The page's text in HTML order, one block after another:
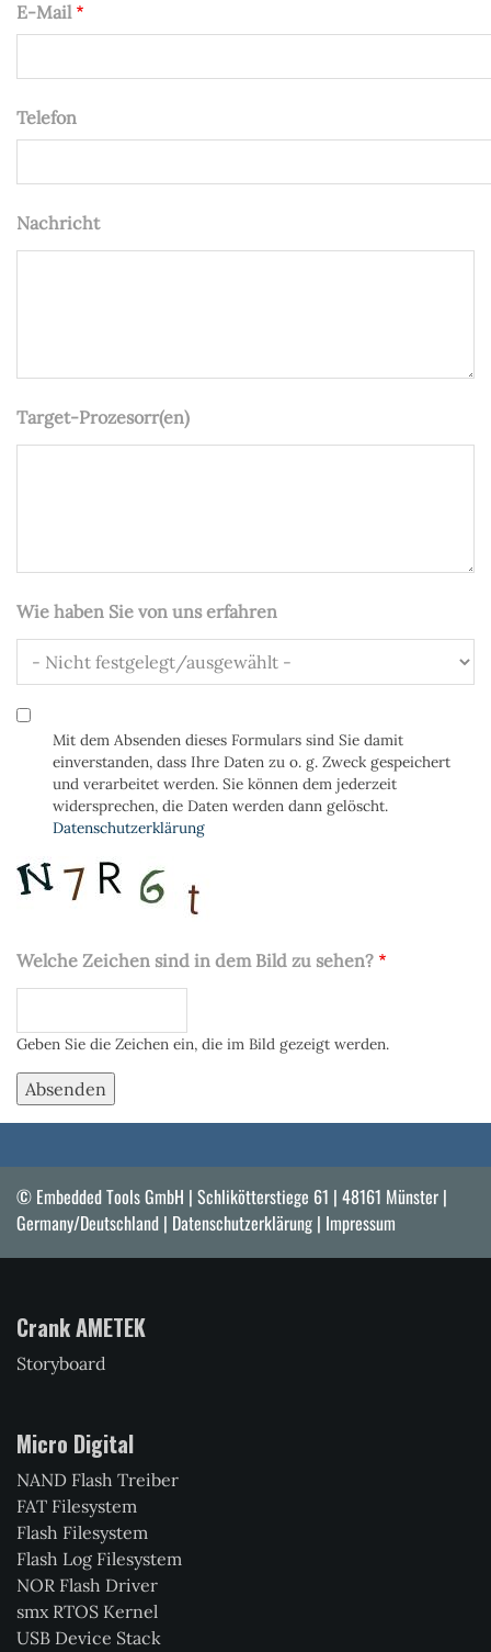
E-Mail
Telefon
Nachricht
Target-Prozesorr(en)
Wie haben Sie von uns erfahren
Datenschutz
Mit dem Absenden dieses Formulars sind Sie damit
einverstanden, dass Ihre Daten zu o. g. Zweck gespeichert
und verarbeitet werden. Sie können dem jederzeit
widersprechen, die Daten werden dann gelöscht.
Datenschutzerklärung
Welche Zeichen sind in dem Bild zu sehen?
Geben Sie die Zeichen ein, die im Bild gezeigt werden.
© Embedded Tools GmbH | Schlikötterstiege 61 | 48161 Münster |
Germany/Deutschland | Datenschutzerklärung | Impressum
Crank AMETEK
Storyboard
Micro Digital
NAND Flash Treiber
FAT Filesystem
Flash Filesystem
Flash Log Filesystem
NOR Flash Driver
smx RTOS Kernel
USB Device Stack